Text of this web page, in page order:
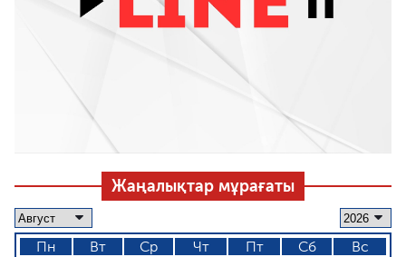
Жаңалықтар мұрағаты
Пн Вт Ср Чт Пт Сб
Вс